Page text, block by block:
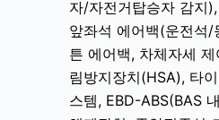
자/자전거탑승자 감지
앞좌석 에어백(운전석
튼 에어백, 차체자세
림방지장치(HSA), 타
스템, EBD-ABS(BAS